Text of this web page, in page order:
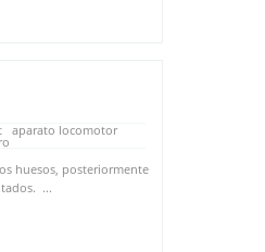
aparato locomotor
huesos, posteriormente
...